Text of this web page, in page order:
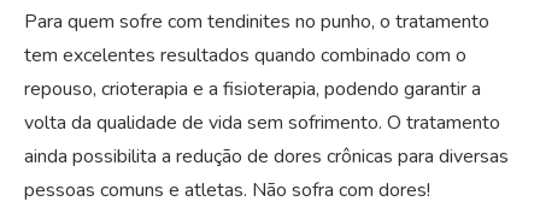
Para quem sofre com tendinites no punho, o tratamento
tem excelentes resultados quando combinado com o
repouso, crioterapia e a fisioterapia, podendo garantir a
volta da qualidade de vida sem sofrimento. O tratamento
ainda possibilita a redução de dores crônicas para diversas
pessoas comuns e atletas. Não sofra com dores!